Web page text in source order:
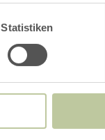
Statistiken